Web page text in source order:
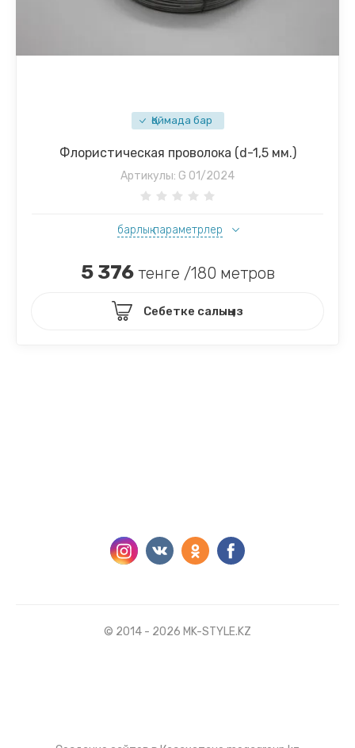
Қоймада бар
Флористическая проволока (d-1,5 мм.)
Артикулы: G 01/2024
барлық параметрлер
5 376тенге /180 метров
Себетке салыңыз
© 2014 - 2026 MK-STYLE.KZ